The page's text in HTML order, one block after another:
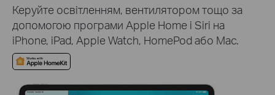
Керуйте освітленням, вентилятором тощо за
допомогою програми Apple Home і Siri на
iPhone, iPad, Apple Watch, HomePod або Mac.